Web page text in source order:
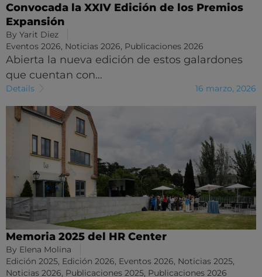
Convocada la XXIV Edición de los Premios
Expansión
By Yarit Diez
Eventos 2026, Noticias 2026, Publicaciones 2026
Abierta la nueva edición de estos galardones
que cuentan con…
Details 16 marzo, 2026
Memoria 2025 del HR Center
By Elena Molina
Edición 2025, Edición 2026, Eventos 2026, Noticias 2025,
Noticias 2026, Publicaciones 2025, Publicaciones 2026